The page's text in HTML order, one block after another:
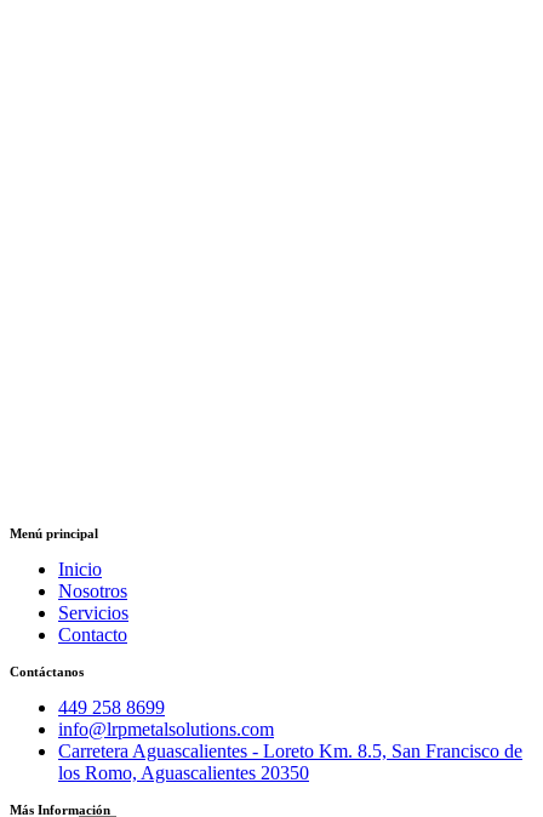
Menú principal
Inicio
Nosotros
Servicios
Contacto
Contáctanos
449 258 8699
info@lrpmetalsolutions.com
Carretera Aguascalientes - Loreto Km. 8.5, San Francisco de
los Romo, Aguascalientes 20350
Más Información